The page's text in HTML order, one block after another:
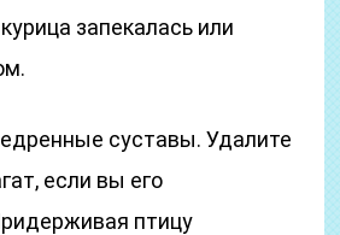
запекалась или
суставы. Удалите
если вы его
птицу